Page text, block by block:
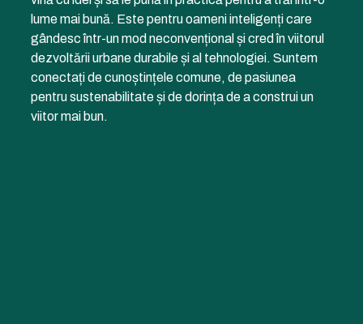
lume mai bună. Este pentru oameni inteligenți care
gândesc într-un mod neconvențional și cred în viitorul
dezvoltării urbane durabile și al tehnologiei. Suntem
conectați de cunoștințele comune, de pasiunea
pentru sustenabilitate și de dorința de a construi un
viitor mai bun.